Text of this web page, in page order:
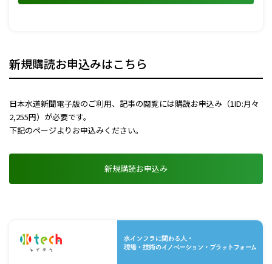
新規購読お申込みはこちら
日本水道新聞電子版のご利用、記事の閲覧には購読お申込み（1ID:月々
2,255円）が必要です。
下記のページよりお申込みください。
新規購読お申込み